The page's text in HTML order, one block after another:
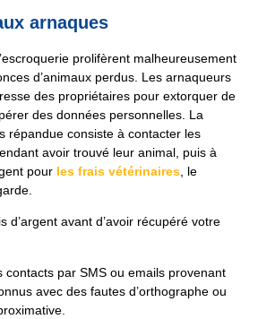
arnaques
prolifèrent malheureusement
d’animaux perdus. Les arnaqueurs
des propriétaires pour extorquer de
des données personnelles. La
répandue consiste à contacter les
avoir trouvé leur animal, puis à
pour les frais vétérinaires , le
d’argent avant d’avoir récupéré votre
contacts par SMS ou emails provenant
avec des fautes d’orthographe ou